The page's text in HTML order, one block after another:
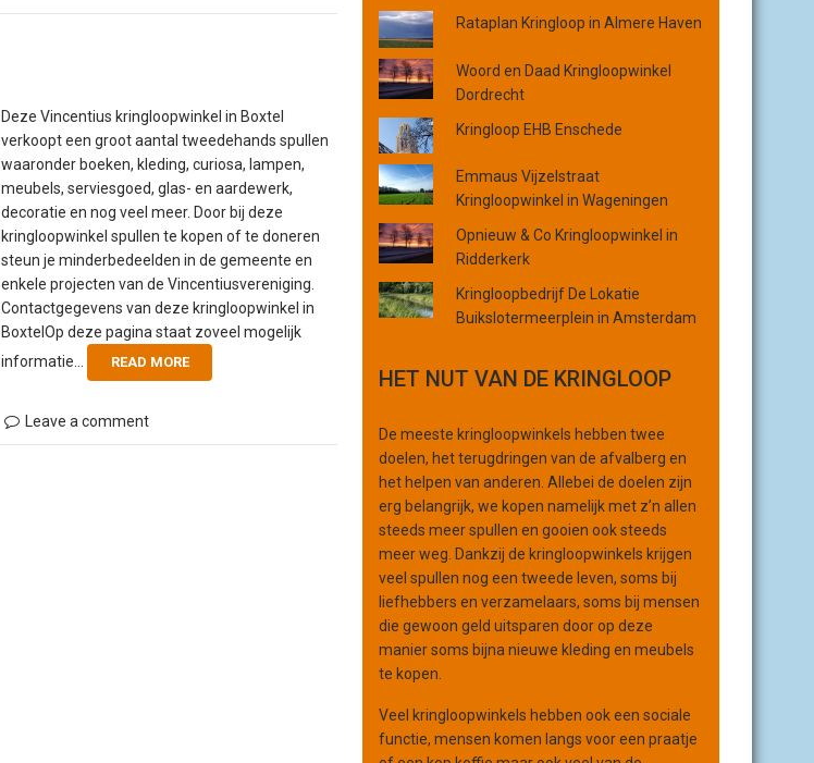
Deze Vincentius kringloopwinkel in Boxtel
verkoopt een groot aantal tweedehands spullen
waaronder boeken, kleding, curiosa, lampen,
meubels, serviesgoed, glas- en aardewerk,
decoratie en nog veel meer. Door bij deze
kringloopwinkel spullen te kopen of te doneren
steun je minderbedeelden in de gemeente en
enkele projecten van de Vincentiusvereniging.
Contactgegevens van deze kringloopwinkel in
BoxtelOp deze pagina staat zoveel mogelijk
informatie...
READ MORE
Leave a comment
r
o
v
i
c
i
e
o
f
o
r
g
i
a
t
i
e
Rataplan Kringloop in Almere Haven
Woord en Daad Kringloopwinkel
Dordrecht
Kringloop EHB Enschede
Emmaus Vijzelstraat
Kringloopwinkel in Wageningen
Opnieuw & Co Kringloopwinkel in
Ridderkerk
Kringloopbedrijf De Lokatie
Buikslotermeerplein in Amsterdam
HET NUT VAN DE KRINGLOOP
De meeste kringloopwinkels hebben twee
doelen, het terugdringen van de afvalberg en
het helpen van anderen. Allebei de doelen zijn
erg belangrijk, we kopen namelijk met z’n allen
steeds meer spullen en gooien ook steeds
meer weg. Dankzij de kringloopwinkels krijgen
veel spullen nog een tweede leven, soms bij
liefhebbers en verzamelaars, soms bij mensen
die gewoon geld uitsparen door op deze
manier soms bijna nieuwe kleding en meubels
te kopen.
Veel kringloopwinkels hebben ook een sociale
functie, mensen komen langs voor een praatje